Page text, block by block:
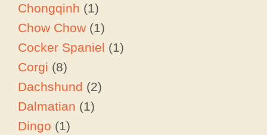
Chongqinh (1)
Chow Chow (1)
Cocker Spaniel (1)
Corgi (8)
Dachshund (2)
Dalmatian (1)
Dingo (1)